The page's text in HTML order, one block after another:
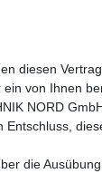
diesen
von Ihnen
NORD
die